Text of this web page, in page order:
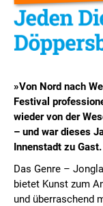
»Von Nord nach
Festival
wieder von der
– und war dieses
Innenstadt zu Gast.
Das Genre –
bietet Kunst zum
und überraschend